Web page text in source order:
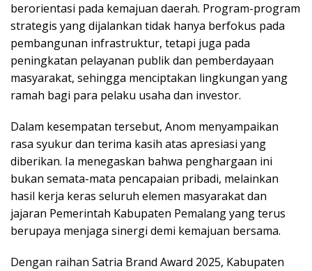
berorientasi pada kemajuan daerah. Program-program
strategis yang dijalankan tidak hanya berfokus pada
pembangunan infrastruktur, tetapi juga pada
peningkatan pelayanan publik dan pemberdayaan
masyarakat, sehingga menciptakan lingkungan yang
ramah bagi para pelaku usaha dan investor.
Dalam kesempatan tersebut, Anom menyampaikan
rasa syukur dan terima kasih atas apresiasi yang
diberikan. Ia menegaskan bahwa penghargaan ini
bukan semata-mata pencapaian pribadi, melainkan
hasil kerja keras seluruh elemen masyarakat dan
jajaran Pemerintah Kabupaten Pemalang yang terus
berupaya menjaga sinergi demi kemajuan bersama.
Dengan raihan Satria Brand Award 2025, Kabupaten